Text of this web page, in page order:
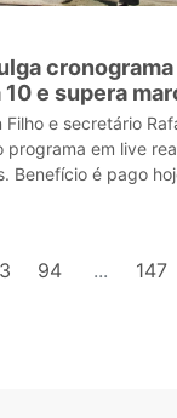
cronograma
e supera
Filho e secretário
programa em live
Benefício é pago
94 ... 147